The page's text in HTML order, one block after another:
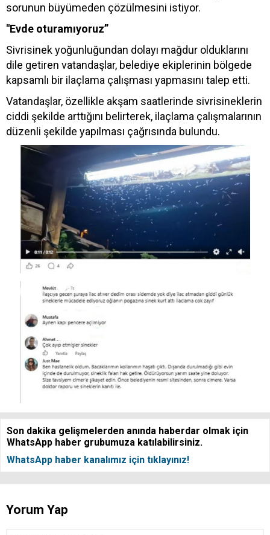
sorunun büyümeden çözülmesini istiyor.
"Evde oturamıyoruz”
Sivrisinek yoğunluğundan dolayı mağdur olduklarını
dile getiren vatandaşlar, belediye ekiplerinin bölgede
kapsamlı bir ilaçlama çalışması yapmasını talep etti.
Vatandaşlar, özellikle akşam saatlerinde sivrisineklerin
ciddi şekilde arttığını belirterek, ilaçlama çalışmalarının
düzenli şekilde yapılması çağrısında bulundu.
Son dakika gelişmelerden anında haberdar olmak için
WhatsApp haber grubumuza katılabilirsiniz.
WhatsApp haber kanalımız için tıklayınız!
Yorum Yap